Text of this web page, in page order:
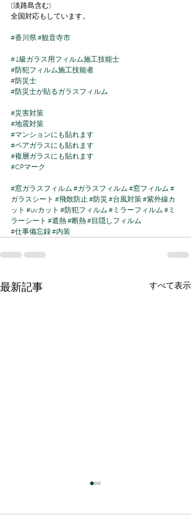
(淡路島含む)
全国対応もしています。
#香川県#観音寺市
#1級ガラス用フィルム施工技能士
#防犯フィルム施工技能者
#防災士
#防災士が貼るガラスフィルム
#災害対策
#地震対策
#マンションにも貼れます
#ペアガラスにも貼れます
#複層ガラスにも貼れます
#CPマーク
#窓ガラスフィルム #ガラスフィルム #窓フィルム #
ガラスシート #飛散防止 #防災 #台風対策#紫外線カ
ット #uvカット #防犯フィルム #ミラーフィルム #ミ
ラーシート #遮熱#断熱#目隠しフィルム
#仕事備忘録#内装
最新記事 すべて表示